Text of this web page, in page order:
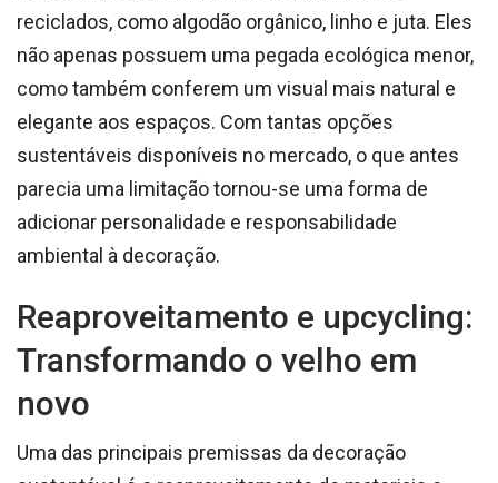
reciclados, como algodão orgânico, linho e juta. Eles
não apenas possuem uma pegada ecológica menor,
como também conferem um visual mais natural e
elegante aos espaços. Com tantas opções
sustentáveis disponíveis no mercado, o que antes
parecia uma limitação tornou-se uma forma de
adicionar personalidade e responsabilidade
ambiental à decoração.
Reaproveitamento e upcycling:
Transformando o velho em
novo
Uma das principais premissas da decoração